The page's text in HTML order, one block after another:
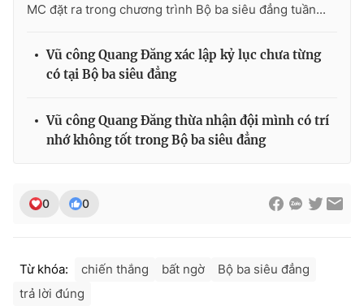
MC đặt ra trong chương trình Bộ ba siêu đẳng tuần...
Vũ công Quang Đăng xác lập kỷ lục chưa từng
có tại Bộ ba siêu đẳng
Vũ công Quang Đăng thừa nhận đội mình có trí
nhớ không tốt trong Bộ ba siêu đẳng
0 0
Từ khóa: chiến thắng bất ngờ
Bộ ba siêu đẳng
trả lời đúng